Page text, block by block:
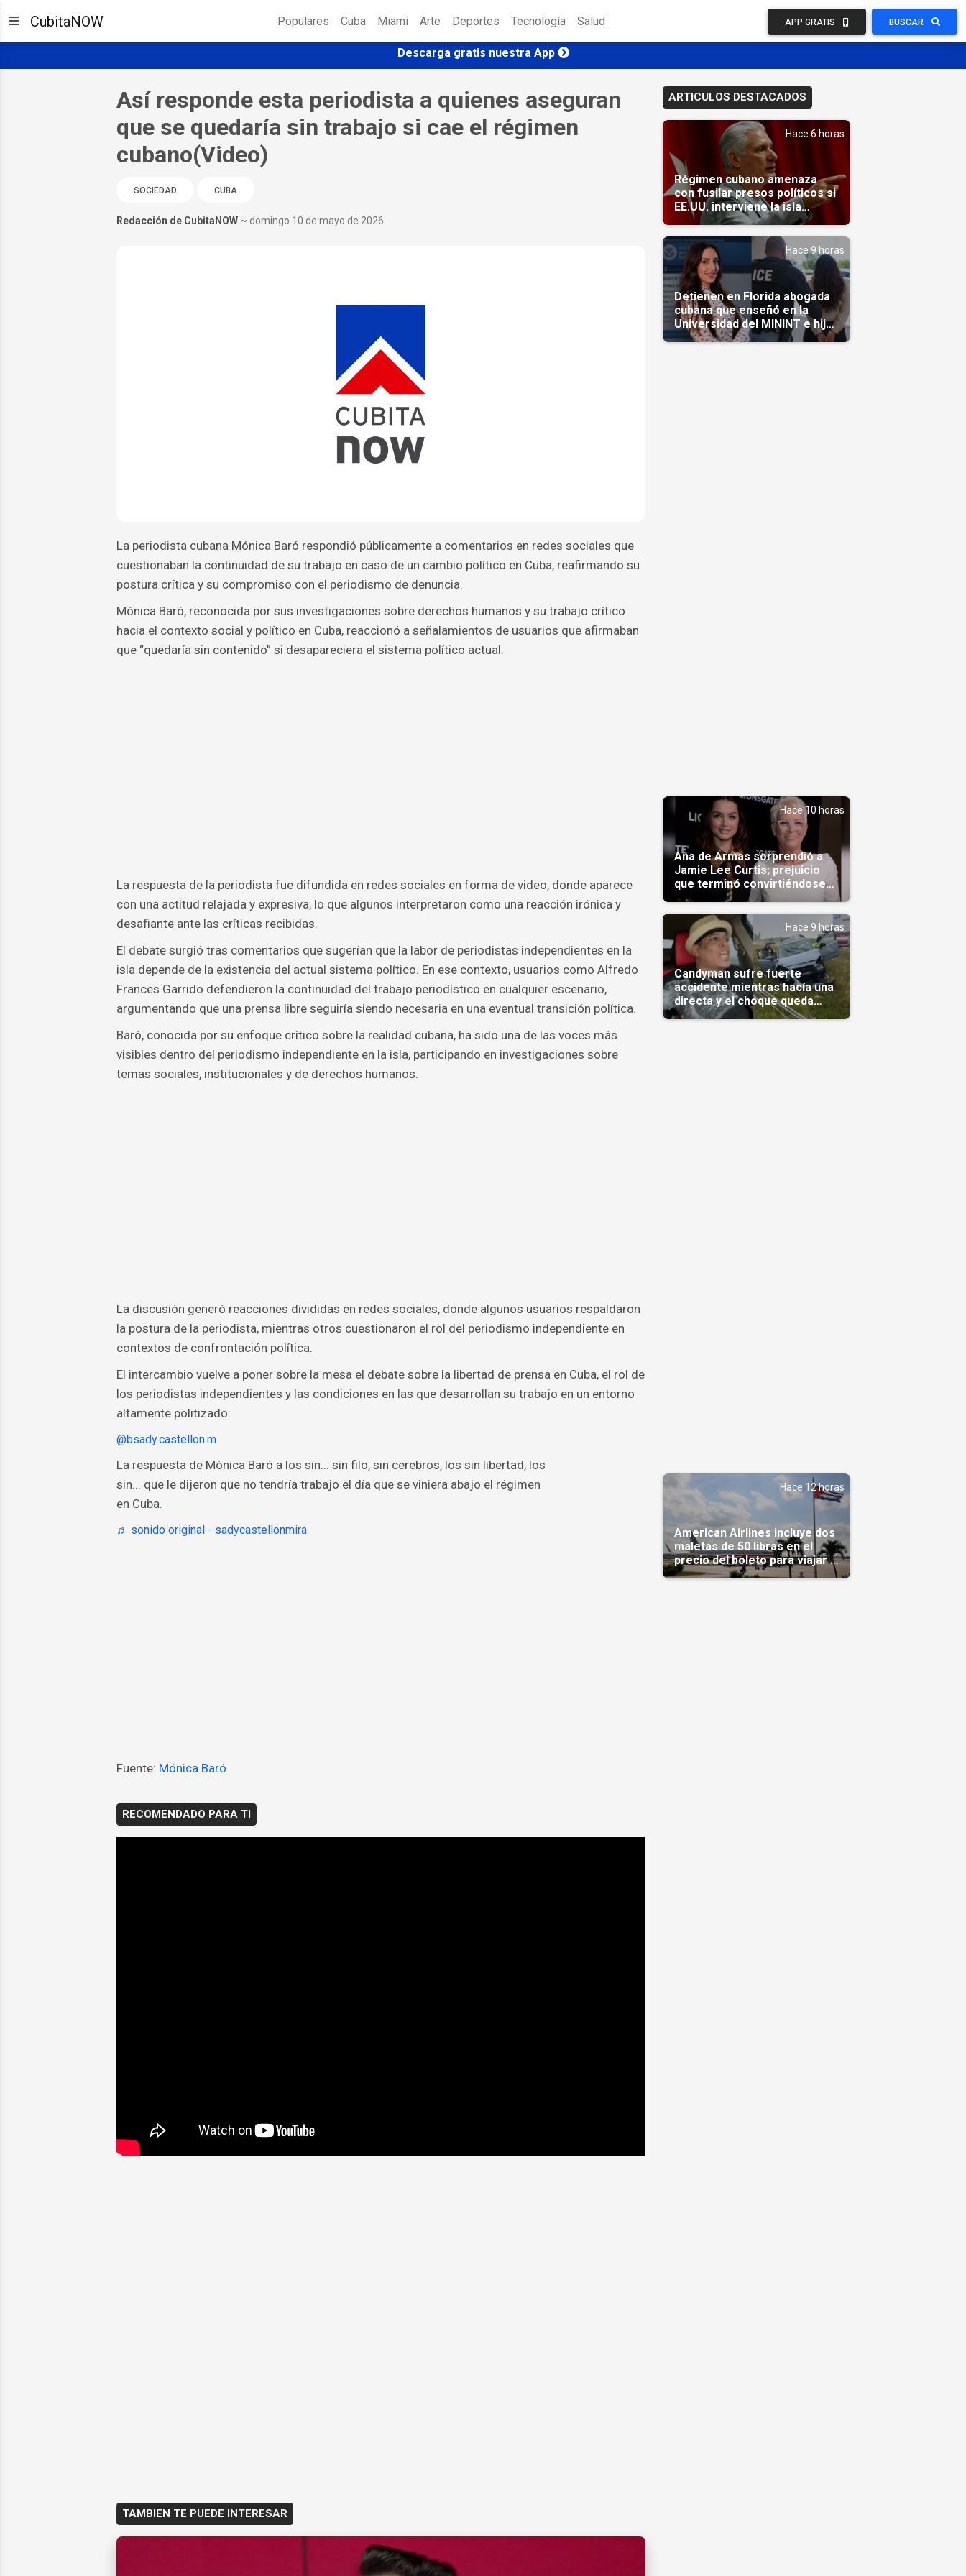
CubitaNOW Populares Cuba Miami Arte Deportes Tecnología Salud APP GRATIS BUSCAR
Descarga gratis nuestra App
Así responde esta periodista a quienes aseguran
que se quedaría sin trabajo si cae el régimen
cubano(Video)
SOCIEDAD CUBA
Redacción de CubitaNOW ~ domingo 10 de mayo de 2026
La periodista cubana Mónica Baró respondió públicamente a comentarios en redes sociales que
cuestionaban la continuidad de su trabajo en caso de un cambio político en Cuba, reafirmando su
postura crítica y su compromiso con el periodismo de denuncia.
Mónica Baró, reconocida por sus investigaciones sobre derechos humanos y su trabajo crítico
hacia el contexto social y político en Cuba, reaccionó a señalamientos de usuarios que afirmaban
que “quedaría sin contenido” si desapareciera el sistema político actual.
La respuesta de la periodista fue difundida en redes sociales en forma de video, donde aparece
con una actitud relajada y expresiva, lo que algunos interpretaron como una reacción irónica y
desafiante ante las críticas recibidas.
El debate surgió tras comentarios que sugerían que la labor de periodistas independientes en la
isla depende de la existencia del actual sistema político. En ese contexto, usuarios como Alfredo
Frances Garrido defendieron la continuidad del trabajo periodístico en cualquier escenario,
argumentando que una prensa libre seguiría siendo necesaria en una eventual transición política.
Baró, conocida por su enfoque crítico sobre la realidad cubana, ha sido una de las voces más
visibles dentro del periodismo independiente en la isla, participando en investigaciones sobre
temas sociales, institucionales y de derechos humanos.
La discusión generó reacciones divididas en redes sociales, donde algunos usuarios respaldaron
la postura de la periodista, mientras otros cuestionaron el rol del periodismo independiente en
contextos de confrontación política.
El intercambio vuelve a poner sobre la mesa el debate sobre la libertad de prensa en Cuba, el rol de
los periodistas independientes y las condiciones en las que desarrollan su trabajo en un entorno
altamente politizado.
@bsady.castellon.m
La respuesta de Mónica Baró a los sin... sin filo, sin cerebros, los sin libertad, los
sin... que le dijeron que no tendría trabajo el día que se viniera abajo el régimen
en Cuba.
♬ sonido original - sadycastellonmira
Fuente: Mónica Baró
RECOMENDADO PARA TI
TAMBIEN TE PUEDE INTERESAR
ARTICULOS DESTACADOS
Hace 6 horas
Régimen cubano amenaza
con fusilar presos políticos si
EE.UU. interviene la isla
(Video)
Hace 9 horas
Detienen en Florida abogada
cubana que enseñó en la
Universidad del MININT e hija
de diplomático cubano
Hace 10 horas
Ana de Armas sorprendió a
Jamie Lee Curtis; prejuicio
que terminó convirtiéndose
en admiración en Hollywood
Hace 9 horas
Candyman sufre fuerte
accidente mientras hacía una
directa y el choque queda
grabado en video(Video)
Hace 12 horas
American Airlines incluye dos
maletas de 50 libras en el
precio del boleto para viajar a
Cuba en agosto